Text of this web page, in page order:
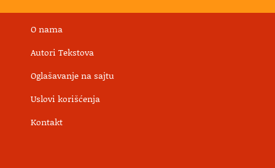
O nama
Autori Tekstova
Oglašavanje na sajtu
Uslovi korišćenja
Kontakt